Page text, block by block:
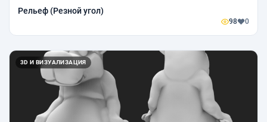
Рельеф (Резной угол)
98 0
3D И ВИЗУАЛИЗАЦИЯ